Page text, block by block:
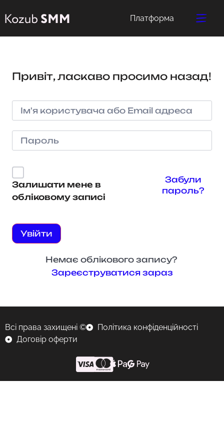
Платформа
Привіт, ласкаво просимо назад!
Залишати мене в
обліковому записі
Забули
пароль?
Увійти
Немає облікового запису?
Зареєструватися зараз
Всі права захищені ©
Політика конфіденційності
Договір оферти